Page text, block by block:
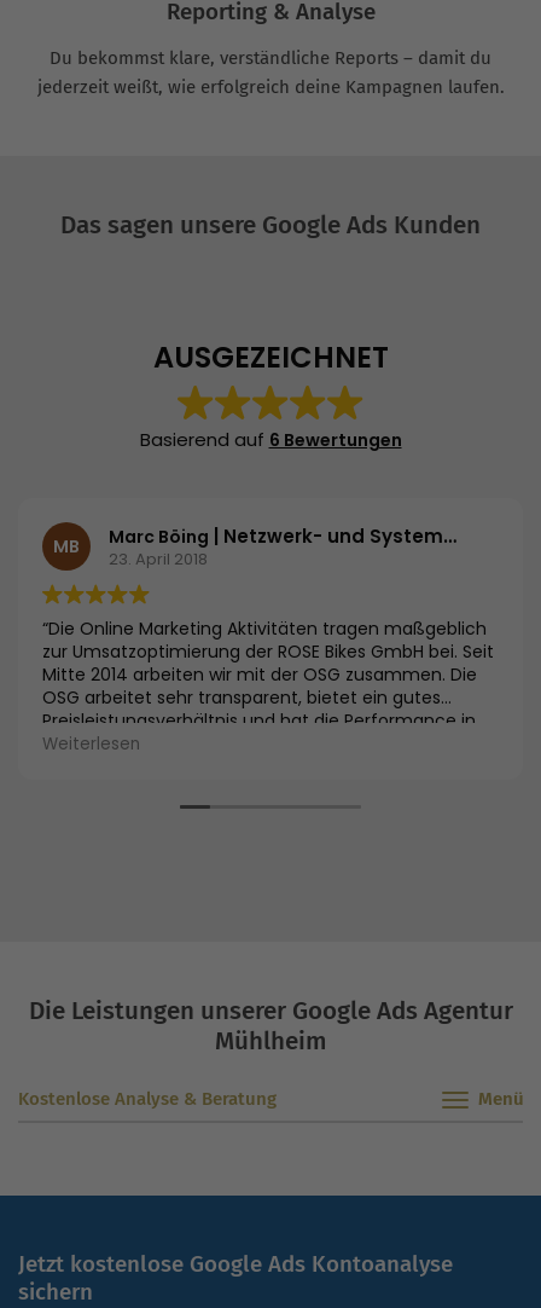
Reporting & Analyse
Du bekommst klare, verständliche Reports – damit du
jederzeit weißt, wie erfolgreich deine Kampagnen laufen.
Das sagen unsere Google Ads Kunden
AUSGEZEICHNET
Basierend auf 6 Bewertungen
MB Marc Böing | Netzwerk- und Systemadministrator | ROSE Bikes GmbH
23. April 2018
“Die Online Marketing Aktivitäten tragen maßgeblich
zur Umsatzoptimierung der ROSE Bikes GmbH bei. Seit
Mitte 2014 arbeiten wir mit der OSG zusammen. Die
OSG arbeitet sehr transparent, bietet ein gutes
Preisleistungsverhältnis und hat die Performance in
allen Kanälen deutlich verbessert. Im SEO ist z.B. die
% gesteigert werden. Die KUR ist dabei um 41 %
Weiterlesen
Die Leistungen unserer Google Ads Agentur
Mühlheim
Kostenlose Analyse & Beratung
Jetzt kostenlose Google Ads Kontoanalyse
sichern